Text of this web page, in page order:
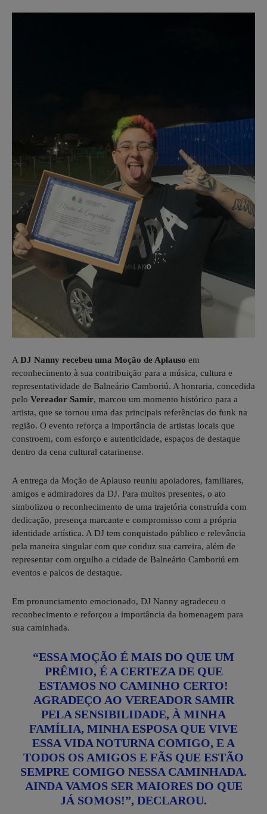
A DJ Nanny recebeu uma Moção de Aplauso em
reconhecimento à sua contribuição para a música, cultura e
representatividade de Balneário Camboriú. A honraria, concedida
pelo Vereador Samir, marcou um momento histórico para a
artista, que se tornou uma das principais referências do funk na
região. O evento reforça a importância de artistas locais que
constroem, com esforço e autenticidade, espaços de destaque
dentro da cena cultural catarinense.
A entrega da Moção de Aplauso reuniu apoiadores, familiares,
amigos e admiradores da DJ. Para muitos presentes, o ato
simbolizou o reconhecimento de uma trajetória construída com
dedicação, presença marcante e compromisso com a própria
identidade artística. A DJ tem conquistado público e relevância
pela maneira singular com que conduz sua carreira, além de
representar com orgulho a cidade de Balneário Camboriú em
eventos e palcos de destaque.
Em pronunciamento emocionado, DJ Nanny agradeceu o
reconhecimento e reforçou a importância da homenagem para
sua caminhada.
“ESSA MOÇÃO É MAIS DO QUE UM
PRÊMIO, É A CERTEZA DE QUE
ESTAMOS NO CAMINHO CERTO!
AGRADEÇO AO VEREADOR SAMIR
PELA SENSIBILIDADE, À MINHA
FAMÍLIA, MINHA ESPOSA QUE VIVE
ESSA VIDA NOTURNA COMIGO, E A
TODOS OS AMIGOS E FÃS QUE ESTÃO
SEMPRE COMIGO NESSA CAMINHADA.
AINDA VAMOS SER MAIORES DO QUE
JÁ SOMOS!”, DECLAROU.